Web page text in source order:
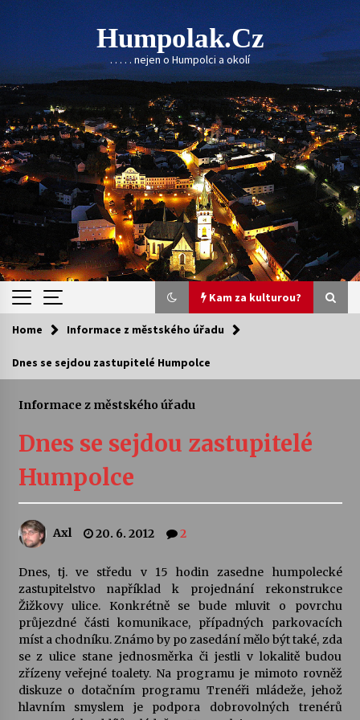
Skip
to
content
Humpolak.cz
. . . . . nejen o Humpolci a okolí
Kam za kulturou?
Kam za kulturou?
Sukuba Ensemble
Vernisáž výstavy Josefíny Duškové: Stávám se
kapkou
Veselí muzikanti
Pozvánka na integrační festival Quijotova
šedesátka: 28. 7.–1. 8. 2026
28. 7. 2026
Letní koncerty ve Stromovce: Kolchoz a
Jenakaši
28. 7. 2026
Home Informace z městského úřadu
Dnes se sejdou zastupitelé Humpolce
Informace z městského úřadu
Dnes se sejdou zastupitelé
Humpolce
Axl 20. 6. 2012 2
Dnes, tj. ve středu v 15 hodin zasedne humpolecké
zastupitelstvo například k projednání rekonstrukce
Žižkovy ulice. Konkrétně se bude mluvit o povrchu
průjezdné části komunikace, případných parkovacích
míst a chodníku. Známo by po zasedání mělo být také, zda
se z ulice stane jednosměrka či jestli v lokalitě budou
zřízeny veřejné toalety. Na programu je mimoto rovněž
diskuze o dotačním programu Trenéři mládeže, jehož
hlavním smyslem je podpora dobrovolných trenérů